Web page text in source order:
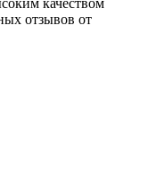
качеством
отзывов от